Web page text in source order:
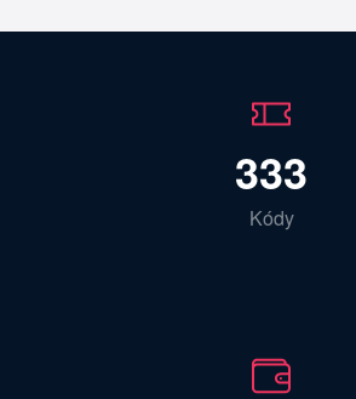
333
Kódy